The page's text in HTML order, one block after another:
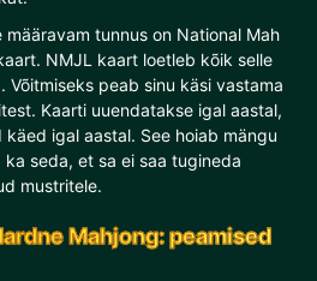
tunnus on National Mah
NMJL kaart loetleb kõik selle
peab sinu käsi vastama
Kaarti uuendatakse igal aastal,
igal aastal. See hoiab mängu
seda, et sa ei saa tugineda
mustritele.
Mahjong: peamised